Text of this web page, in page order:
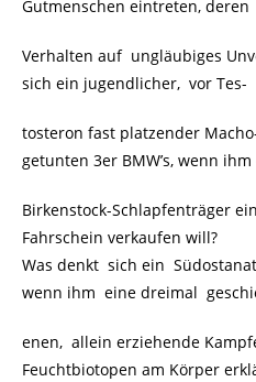
Gutmenschen eintreten, deren
Verhalten auf ungläubiges
sich ein jugendlicher, vor Tes-
tosteron fast platzender
getunten 3er BMW’s, wenn ihm
Birkenstock-Schlapfenträger
Fahrschein verkaufen will?
Was denkt sich ein
wenn ihm eine dreimal
enen, allein erziehende
Feuchtbiotopen am Körper